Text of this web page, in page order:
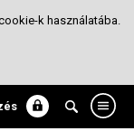
k használatába.